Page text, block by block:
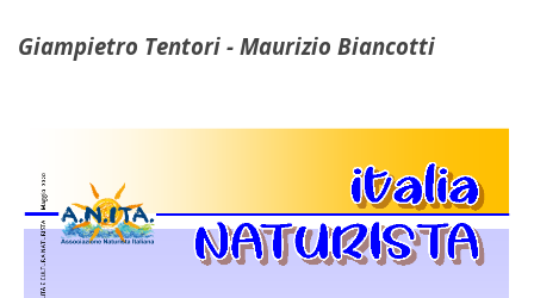
Giampietro Tentori - Maurizio Biancotti